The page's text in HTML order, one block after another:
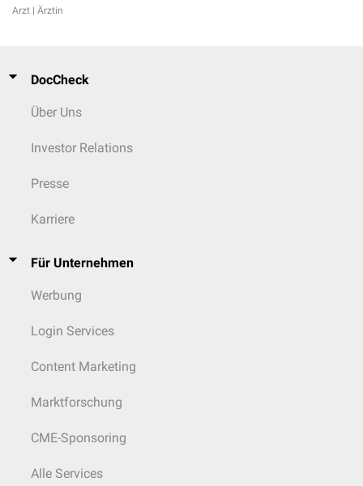
Arzt | Ärztin
DocCheck
Über Uns
Investor Relations
Presse
Karriere
Für Unternehmen
Werbung
Login Services
Content Marketing
Marktforschung
CME-Sponsoring
Alle Services